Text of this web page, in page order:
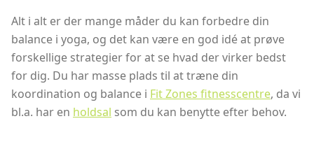
Alt i alt er der mange måder du kan forbedre din
balance i yoga, og det kan være en god idé at prøve
forskellige strategier for at se hvad der virker bedst
for dig. Du har masse plads til at træne din
koordination og balance i Fit Zones fitnesscentre, da vi
bl.a. har en holdsal som du kan benytte efter behov.